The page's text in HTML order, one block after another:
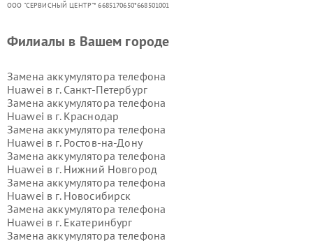
ООО "СЕРВИСНЫЙ ЦЕНТР"* 6685170650*668501001
Филиалы в Вашем городе
Замена аккумулятора телефона
Huawei в г. Санкт-Петербург
Замена аккумулятора телефона
Huawei в г. Краснодар
Замена аккумулятора телефона
Huawei в г. Ростов-на-Дону
Замена аккумулятора телефона
Huawei в г. Нижний Новгород
Замена аккумулятора телефона
Huawei в г. Новосибирск
Замена аккумулятора телефона
Huawei в г. Екатеринбург
Замена аккумулятора телефона